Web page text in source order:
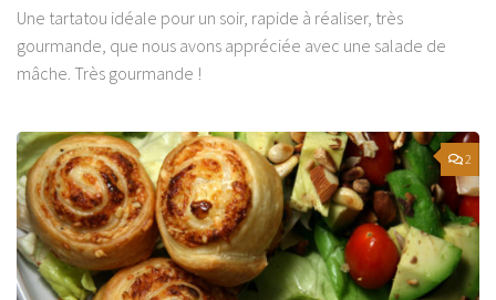
Une tartatou idéale pour un soir, rapide à réaliser, très
gourmande, que nous avons appréciée avec une salade de
mâche. Très gourmande !
2